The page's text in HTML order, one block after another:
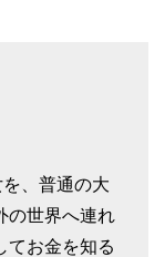
、普通の大
の世界へ連れ
てお金を知る